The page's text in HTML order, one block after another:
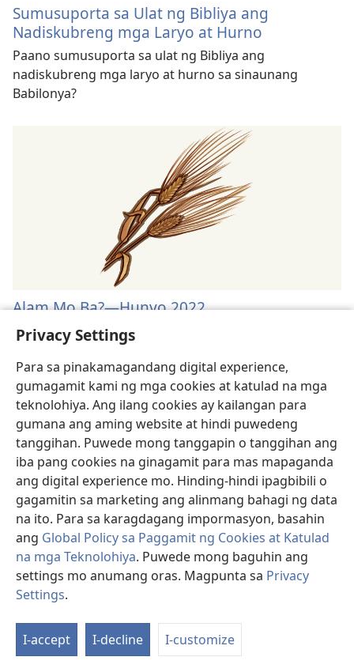
Privacy Settings
Para sa pinakamagandang digital experience,
gumagamit kami ng mga cookies at katulad na mga
teknolohiya. Ang ilang cookies ay kailangan para
gumana ang aming website at hindi puwedeng
tanggihan. Puwede mong tanggapin o tanggihan ang
iba pang cookies na ginagamit para mas mapaganda
ang digital experience mo. Hinding-hindi ipagbibili o
gagamitin sa marketing ang alinmang bahagi ng data
na ito. Para sa karagdagang impormasyon, basahin
ang Global Policy sa Paggamit ng Cookies at Katulad
na mga Teknolohiya. Puwede mong baguhin ang
settings mo anumang oras. Magpunta sa Privacy
Settings.
I-accept I-decline I-customize
Sumusuporta sa Ulat ng Bibliya ang
Nadiskubreng mga Laryo at Hurno
Paano sumusuporta sa ulat ng Bibliya ang
nadiskubreng mga laryo at hurno sa sinaunang
Babilonya?
Alam Mo Ba?​—Hunyo 2022
Paano nalalaman ng mga tao noong panahon ng
Bibliya kung kailan magsisimula ang mga taon at mga
buwan?
Sinaunang mga Pantatak—Ano ang mga Ito?
Bakit napakahalaga ng mga pantatak noon, at paano
ito ginagamit ng mga hari at mga tagapamahala?